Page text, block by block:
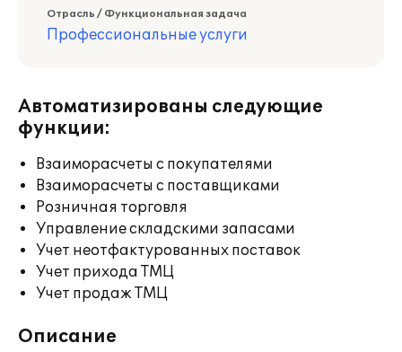
Отрасль / Функциональная задача
Профессиональные услуги
Автоматизированы следующие
функции:
Взаиморасчеты с покупателями
Взаиморасчеты с поставщиками
Розничная торговля
Управление складскими запасами
Учет неотфактурованных поставок
Учет прихода ТМЦ
Учет продаж ТМЦ
Описание